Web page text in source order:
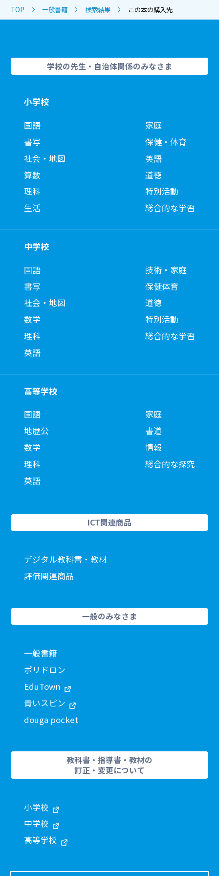
TOP 一般書籍 検索結果 この本の購入先
学校の先生・自治体関係のみなさま
小学校
国語
書写
社会・地図
算数
理科
生活
家庭
保健・体育
英語
道徳
特別活動
総合的な学習
中学校
国語
書写
社会・地図
数学
理科
英語
技術・家庭
保健体育
道徳
特別活動
総合的な学習
高等学校
国語
地歴公
数学
理科
英語
家庭
書道
情報
総合的な探究
ICT関連商品
デジタル教科書・教材
評価関連商品
一般のみなさま
一般書籍
ポリドロン
EduTown
青いスピン
douga pocket
教科書・指導書・教材の
訂正・変更について
小学校
中学校
高等学校